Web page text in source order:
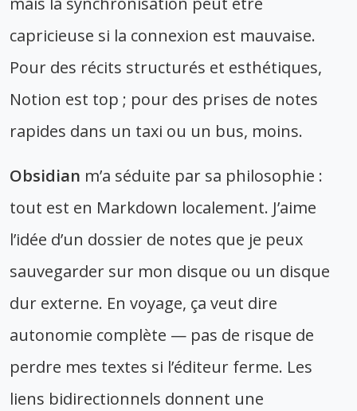
capricieuse si la connexion est mauvaise.
Pour des récits structurés et esthétiques,
Notion est top ; pour des prises de notes
rapides dans un taxi ou un bus, moins.
Obsidian m’a séduite par sa philosophie :
tout est en Markdown localement. J’aime
l’idée d’un dossier de notes que je peux
sauvegarder sur mon disque ou un disque
dur externe. En voyage, ça veut dire
autonomie complète — pas de risque de
perdre mes textes si l’éditeur ferme. Les
liens bidirectionnels donnent une